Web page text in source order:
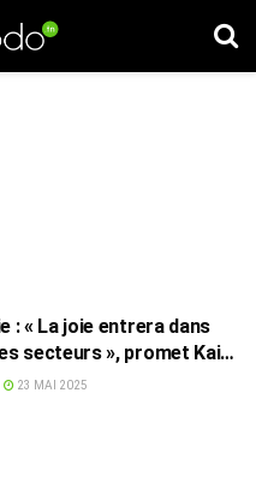
: « La joie entrera dans
secteurs », promet Kais
23 MAI 2025